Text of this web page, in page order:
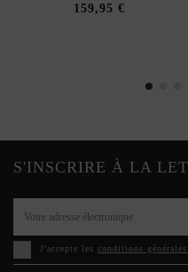
159,95 €
S'INSCRIRE À LA
J'accepte les conditions